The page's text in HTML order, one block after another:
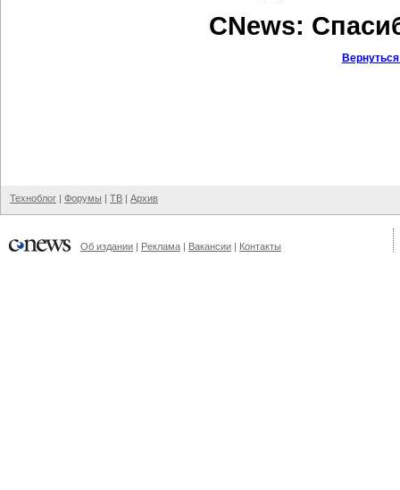
CNews:
Техноблог | Форумы | ТВ | Архив
Об издании | Реклама | Вакансии | Контакты